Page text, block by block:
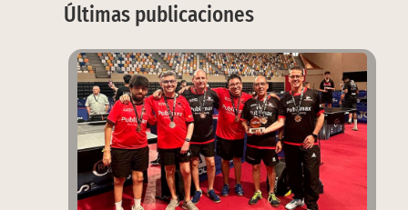
Últimas publicaciones